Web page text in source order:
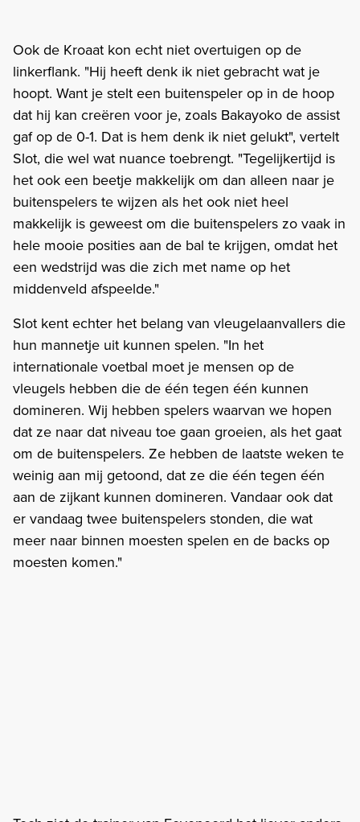
Ook de Kroaat kon echt niet overtuigen op de
linkerflank. "Hij heeft denk ik niet gebracht wat je
hoopt. Want je stelt een buitenspeler op in de hoop
dat hij kan creëren voor je, zoals Bakayoko de assist
gaf op de 0-1. Dat is hem denk ik niet gelukt", vertelt
Slot, die wel wat nuance toebrengt. "Tegelijkertijd is
het ook een beetje makkelijk om dan alleen naar je
buitenspelers te wijzen als het ook niet heel
makkelijk is geweest om die buitenspelers zo vaak in
hele mooie posities aan de bal te krijgen, omdat het
een wedstrijd was die zich met name op het
middenveld afspeelde."
Slot kent echter het belang van vleugelaanvallers die
hun mannetje uit kunnen spelen. "In het
internationale voetbal moet je mensen op de
vleugels hebben die de één tegen één kunnen
domineren. Wij hebben spelers waarvan we hopen
dat ze naar dat niveau toe gaan groeien, als het gaat
om de buitenspelers. Ze hebben de laatste weken te
weinig aan mij getoond, dat ze die één tegen één
aan de zijkant kunnen domineren. Vandaar ook dat
er vandaag twee buitenspelers stonden, die wat
meer naar binnen moesten spelen en de backs op
moesten komen."